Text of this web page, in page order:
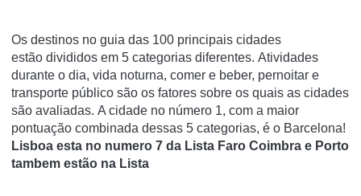
Os destinos no guia das 100 principais cidades
estão divididos em 5 categorias diferentes. Atividades
durante o dia, vida noturna, comer e beber, pernoitar e
transporte público são os fatores sobre os quais as cidades
são avaliadas. A cidade no número 1, com a maior
pontuação combinada dessas 5 categorias, é o Barcelona!
Lisboa esta no numero 7 da Lista Faro Coimbra e Porto
tambem estão na Lista